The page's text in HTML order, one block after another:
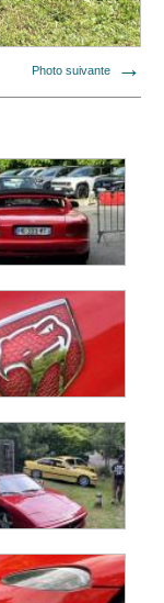
Photo suivante